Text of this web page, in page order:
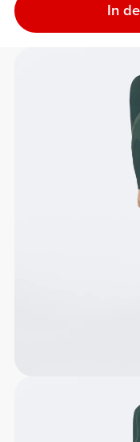
In